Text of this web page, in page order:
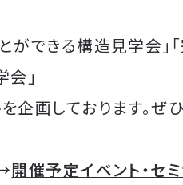
ができる構造見学会」
」
企画しております。ぜ
開催予定イベント・セ